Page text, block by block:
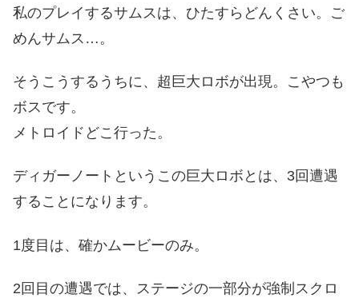
私のプレイするサムスは、ひたすらどんくさい。ご
めんサムス…。
そうこうするうちに、超巨大ロボが出現。こやつも
ボスです。
メトロイドどこ行った。
ディガーノートというこの巨大ロボとは、3回遭遇
することになります。
1度目は、確かムービーのみ。
2回目の遭遇では、ステージの一部分が強制スクロ